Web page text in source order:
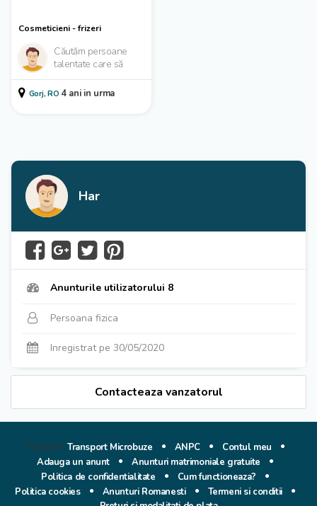
Cosmeticieni - frizeri
Căutăm persoane
talentate care să
ajute la creșterea și
extinderea afacerii.
Gorj, RO 4 ani in urma
Har
Anunturile utilizatorului 8
Persoana fizica
Inregistrat pe 30/05/2020
Contacteaza vanzatorul
Parteneri:Transport Microbuze ANPC
Contul meu
Adauga un anunt
Anunturi matrimoniale gratuite
Politica de confidentialitate
Cum functioneaza?
Politica cookies
Anunturi Romanesti
Termeni si conditii